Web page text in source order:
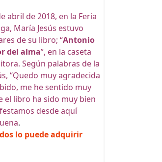
abril de 2018, en la Feria
María Jesús estuvo
de su libro; “Antonio
del alma”, en la caseta
Según palabras de la
“Quedo muy agradecida
me he sentido muy
el libro ha sido muy bien
desde aquí
.
lo puede adquirir